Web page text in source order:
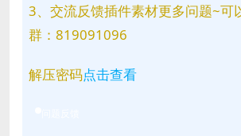
3、交流反馈插件素材更多问题~可
群：819091096
解压密码点击查看